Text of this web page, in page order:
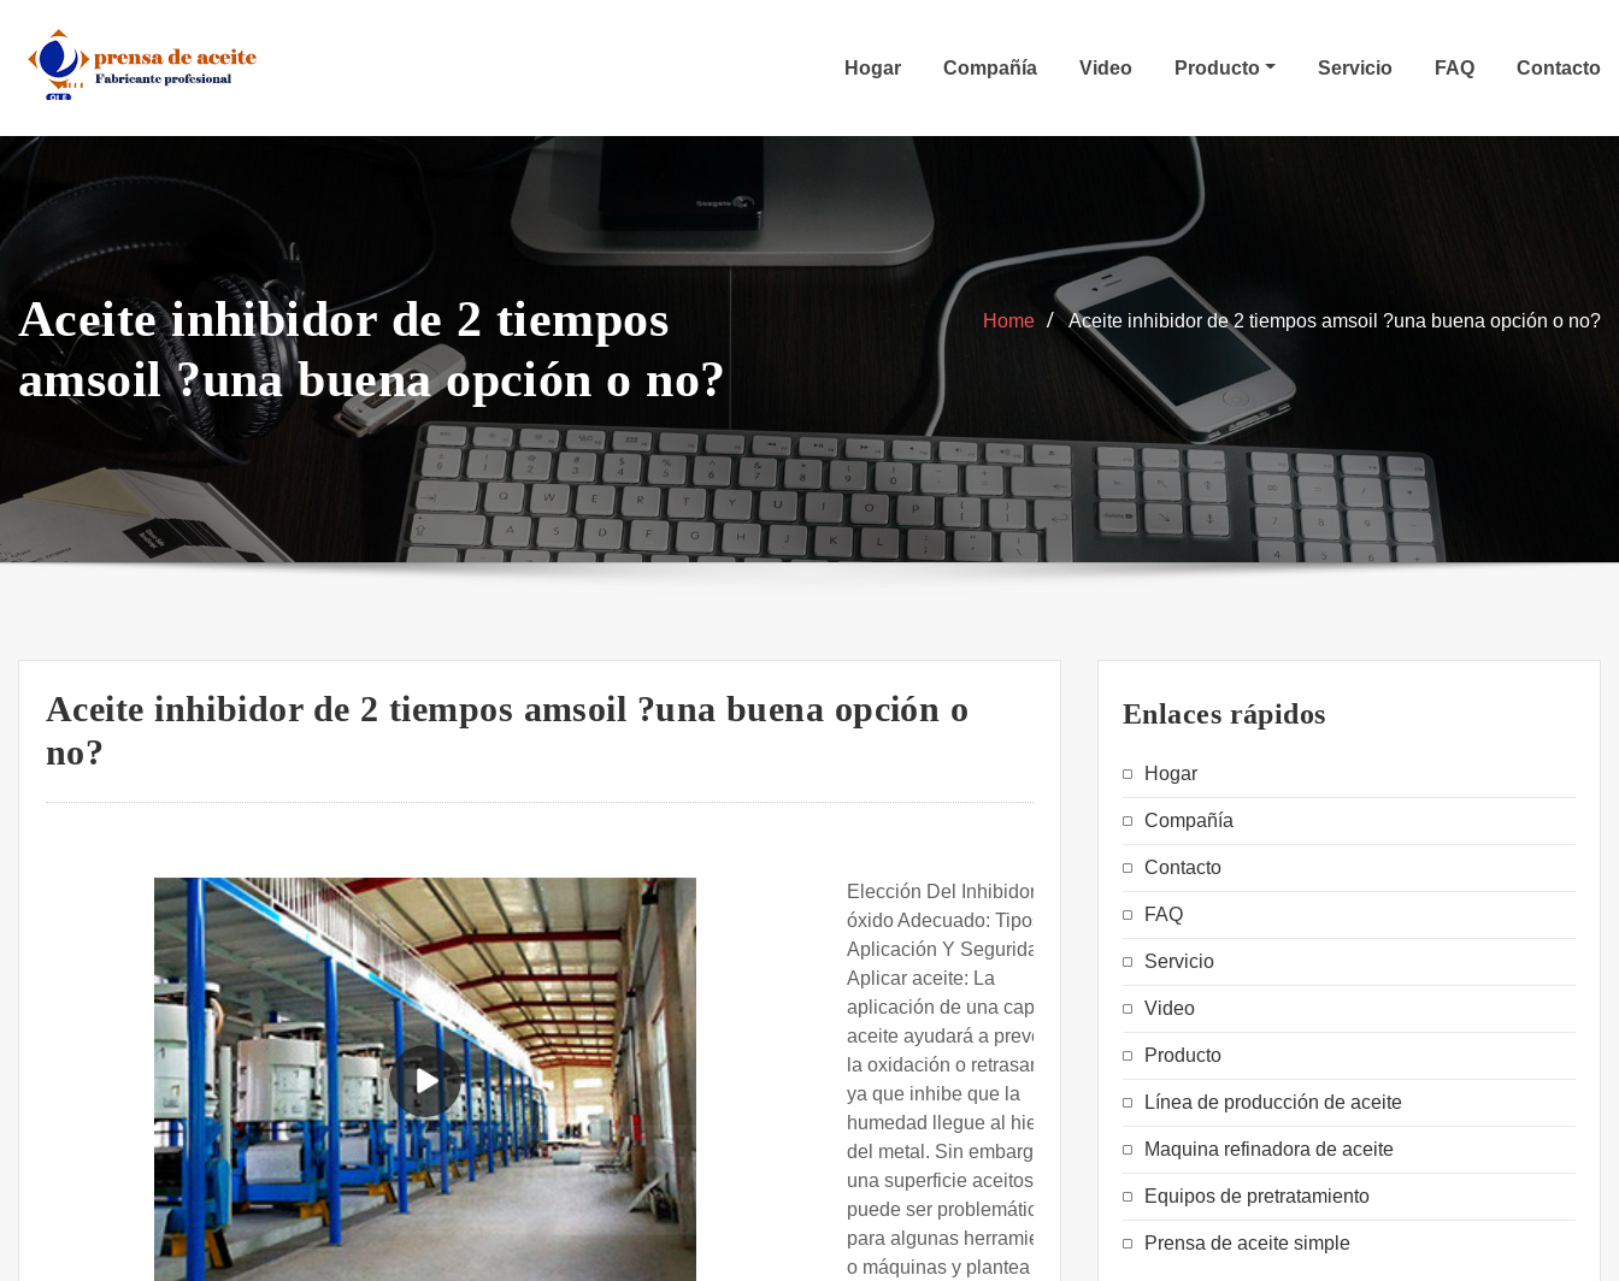
content
Hogar Compañía Video Producto Servicio FAQ Contacto
Aceite inhibidor de 2 tiempos
amsoil ?una buena opción o no?
Home Aceite inhibidor de 2 tiempos amsoil ?una buena opción o no?
Aceite inhibidor de 2 tiempos amsoil ?una buena opción o
no?
Elección Del Inhibidor De
óxido Adecuado: Tipos,
Aplicación Y Seguridad.
Aplicar aceite: La
aplicación de una capa de
aceite ayudará a prevenir
la oxidación o retrasarla,
ya que inhibe que la
humedad llegue al hierro
del metal. Sin embargo,
una superficie aceitosa
puede ser problemática
para algunas herramientas
o máquinas y plantea
Enlaces rápidos
Hogar
Compañía
Contacto
FAQ
Servicio
Video
Producto
Línea de producción de aceite
Maquina refinadora de aceite
Equipos de pretratamiento
Prensa de aceite simple